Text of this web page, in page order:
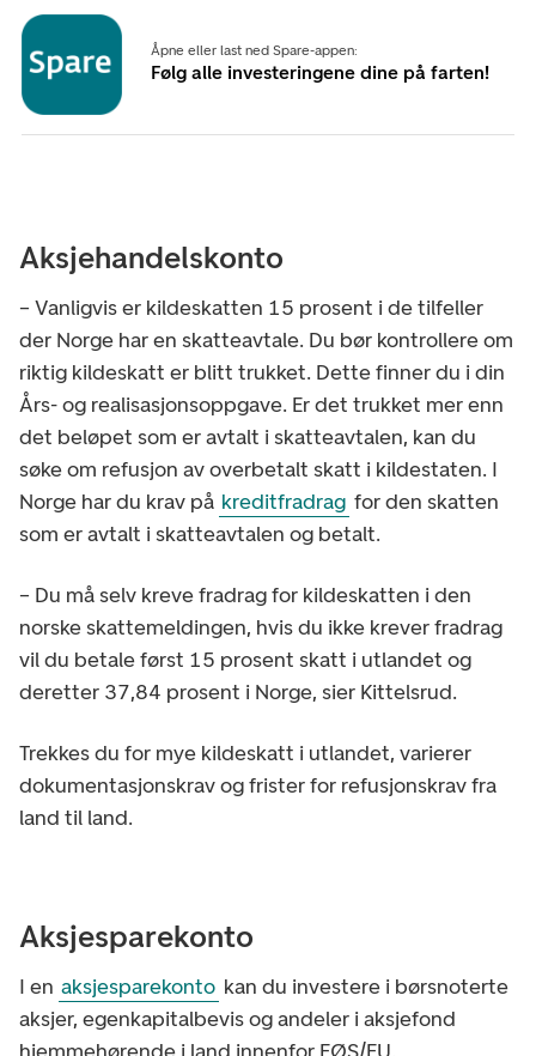
Åpne eller last ned Spare-appen:
Følg alle investeringene dine på farten!
Aksjehandelskonto
– Vanligvis er kildeskatten 15 prosent i de tilfeller
der Norge har en skatteavtale. Du bør kontrollere om
riktig kildeskatt er blitt trukket. Dette finner du i din
Års- og realisasjonsoppgave. Er det trukket mer enn
det beløpet som er avtalt i skatteavtalen, kan du
søke om refusjon av overbetalt skatt i kildestaten. I
Norge har du krav på kreditfradrag for den skatten
som er avtalt i skatteavtalen og betalt.
– Du må selv kreve fradrag for kildeskatten i den
norske skattemeldingen, hvis du ikke krever fradrag
vil du betale først 15 prosent skatt i utlandet og
deretter 37,84 prosent i Norge, sier Kittelsrud.
Trekkes du for mye kildeskatt i utlandet, varierer
dokumentasjonskrav og frister for refusjonskrav fra
land til land.
Aksjesparekonto
I en aksjesparekonto kan du investere i børsnoterte
aksjer, egenkapitalbevis og andeler i aksjefond